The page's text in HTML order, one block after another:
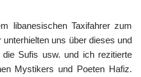
libanesischen Taxifahrer zum
uns über dieses und
die Sufis usw. und ich rezitierte
Mystikers und Poeten Hafiz.